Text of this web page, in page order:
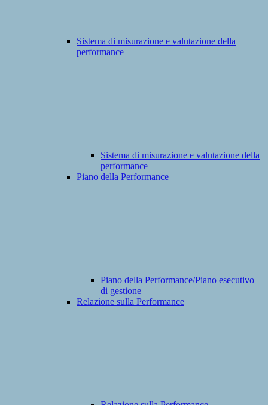
Sistema di misurazione e valutazione della
performance
Sistema di misurazione e valutazione della
performance
Piano della Performance
Piano della Performance/Piano esecutivo
di gestione
Relazione sulla Performance